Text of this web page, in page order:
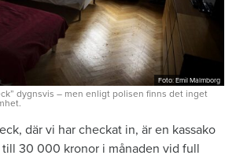
Foto: Emil Malmborg
dygnsvis – men enligt polisen finns det inget
där vi har checkat in, är en kassako
till 30 000 kronor i månaden vid full